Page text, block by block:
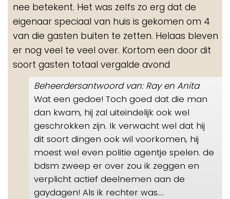
nee betekent. Het was zelfs zo erg dat de
eigenaar speciaal van huis is gekomen om 4
van die gasten buiten te zetten. Helaas bleven
er nog veel te veel over. Kortom een door dit
soort gasten totaal vergalde avond
Beheerdersantwoord van: Ray en Anita
Wat een gedoe! Toch goed dat die man
dan kwam, hij zal uiteindelijk ook wel
geschrokken zijn. Ik verwacht wel dat hij
dit soort dingen ook wil voorkomen, hij
moest wel even politie agentje spelen. de
bdsm zweep er over zou ik zeggen en
verplicht actief deelnemen aan de
gaydagen! Als ik rechter was....